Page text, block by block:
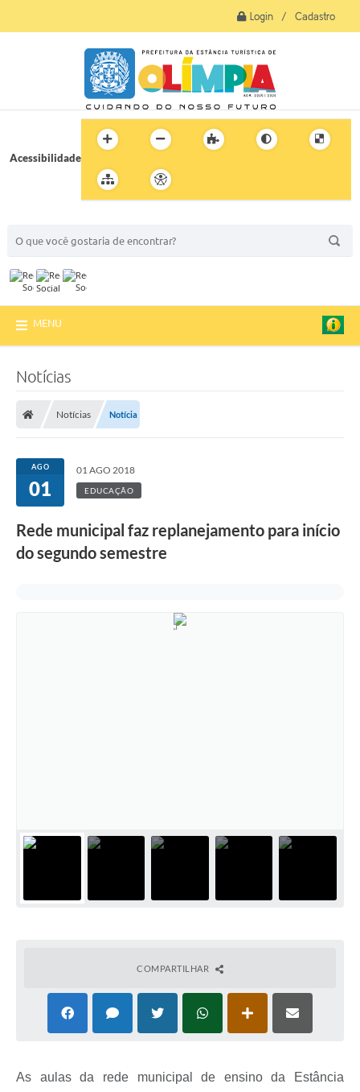
Login / Cadastro
Acessibilidade
MENU
Notícias
Notícias Notícia
AGO
01
01 AGO 2018
EDUCAÇÃO
Rede municipal faz replanejamento para início
do segundo semestre
COMPARTILHAR
As aulas da rede municipal de ensino da Estância